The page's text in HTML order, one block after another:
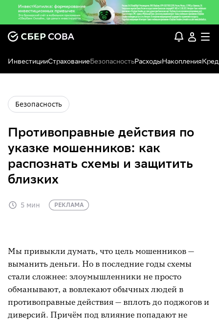
ИнвестицииСтрахованиеБезопасностьРасходыНакопления
Безопасность
Противоправные действия по
указке мошенников: как
распознать схемы и защитить
близких
5 мин РЕКЛАМА
Мы привыкли думать, что цель мошенников —
выманить деньги. Но в последние годы схемы
стали сложнее: злоумышленники не просто
обманывают, а вовлекают обычных людей в
противоправные действия — вплоть до поджогов и
диверсий. Причём под влияние попадают не